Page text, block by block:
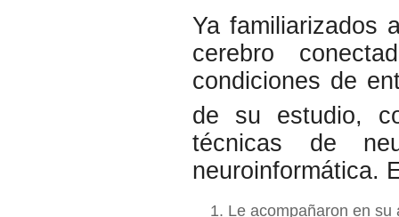
Ya familiarizados
cerebro
condiciones de
de su estudio,
técnicas de
neuroinformática.
Le acompañaron en